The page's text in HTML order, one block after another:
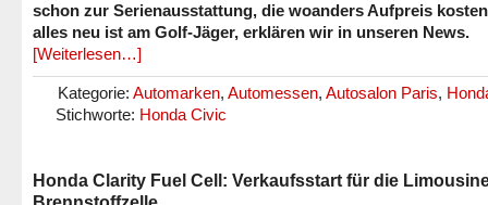
schon zur Serienausstattung, die woanders Aufpreis
alles neu ist am Golf-Jäger, erklären wir in unseren News.
[Weiterlesen…]
Kategorie: Automarken, Automessen, Autosalon Paris,
Stichworte: Honda Civic
Honda Clarity Fuel Cell: Verkaufsstart für die